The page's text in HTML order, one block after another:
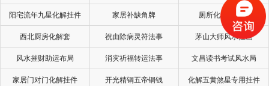
[23]、梦如 谷晓 晓莉 凝海 馥芬 晨静
[24]、骊婷 慧云 妙松 晓菲 泓锦 芬裴
阳宅流年九星化解挂件 家居补缺角牌 厕所化秽气煞套
西北厨房化解套 祝由除病灵符法事 茅山大师风水挂画
风水摧财助运布局 消灾祈福转运法事 文昌读书考试风水局
家居门对门化解挂件 开光精铜五帝铜钱 化解五黄煞星专用挂件